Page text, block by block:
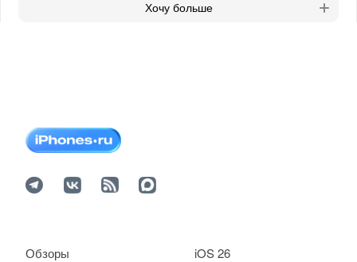
Хочу больше
iOS 26
Обзоры